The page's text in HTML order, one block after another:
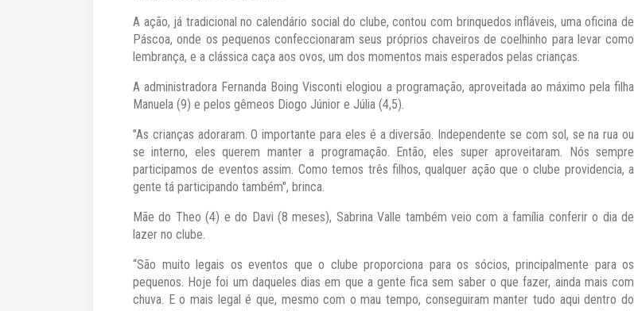
A ação, já tradicional no calendário social do clube, contou com brinquedos infláveis, uma oficina de
Páscoa, onde os pequenos confeccionaram seus próprios chaveiros de coelhinho para levar como
lembrança, e a clássica caça aos ovos, um dos momentos mais esperados pelas crianças.
A administradora Fernanda Boing Visconti elogiou a programação, aproveitada ao máximo pela filha
Manuela (9) e pelos gêmeos Diogo Júnior e Júlia (4,5).
"As crianças adoraram. O importante para eles é a diversão. Independente se com sol, se na rua ou
se interno, eles querem manter a programação. Então, eles super aproveitaram. Nós sempre
participamos de eventos assim. Como temos três filhos, qualquer ação que o clube providencia, a
gente tá participando também", brinca.
Mãe do Theo (4) e do Davi (8 meses), Sabrina Valle também veio com a família conferir o dia de
lazer no clube.
“São muito legais os eventos que o clube proporciona para os sócios, principalmente para os
pequenos. Hoje foi um daqueles dias em que a gente fica sem saber o que fazer, ainda mais com
chuva. E o mais legal é que, mesmo com o mau tempo, conseguiram manter tudo aqui dentro do